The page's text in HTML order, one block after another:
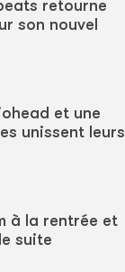
retourne
son nouvel
et une
unissent leurs
à la rentrée et
suite